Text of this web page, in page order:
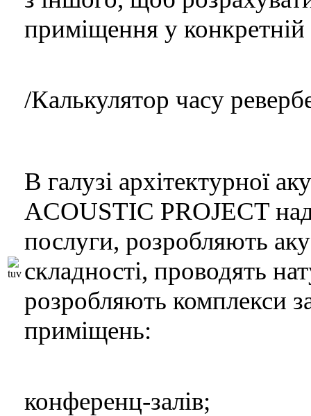
приміщення у конкретній
/Калькулятор часу
В галузі архітектурної
ACOUSTIC PROJECT
послуги, розробляють
складності, проводять
розробляють комплекси
приміщень:
конференц-залів;